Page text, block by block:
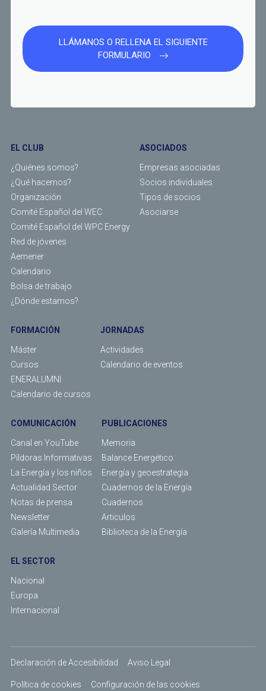
LLÁMANOS O RELLENA EL SIGUIENTE
FORMULARIO
EL CLUB
¿Quiénes somos?
¿Qué hacemos?
Organización
Comité Español del WEC
Comité Español del WPC Energy
Red de jóvenes
Aemener
Calendario
Bolsa de trabajo
¿Dónde estamos?
ASOCIADOS
Empresas asociadas
Socios individuales
Tipos de socios
Asociarse
FORMACIÓN
Máster
Cursos
ENERALUMNI
Calendario de cursos
JORNADAS
Actividades
Calendario de eventos
COMUNICACIÓN
Canal en YouTube
Píldoras Informativas
La Energía y los niños
Actualidad Sector
Notas de prensa
Newsletter
Galería Multimedia
PUBLICACIONES
Memoria
Balance Energético
Energía y geoestrategia
Cuadernos de la Energía
Cuadernos
Articulos
Biblioteca de la Energía
EL SECTOR
Nacional
Europa
Internacional
Declaración de Accesibilidad Aviso Legal
Política de cookies Configuración de las cookies